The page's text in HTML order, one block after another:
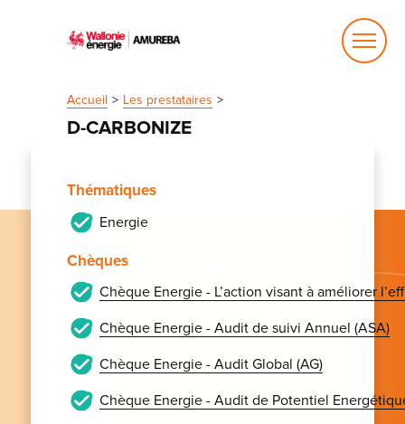
Accueil Les prestataires
D-CARBONIZE
Thématiques
Energie
Chèques
Chèque Energie - L’action visant à améliorer
Chèque Energie - Audit de suivi Annuel (ASA)
Chèque Energie - Audit Global (AG)
Chèque Energie - Audit de Potentiel
Ouvrir
le